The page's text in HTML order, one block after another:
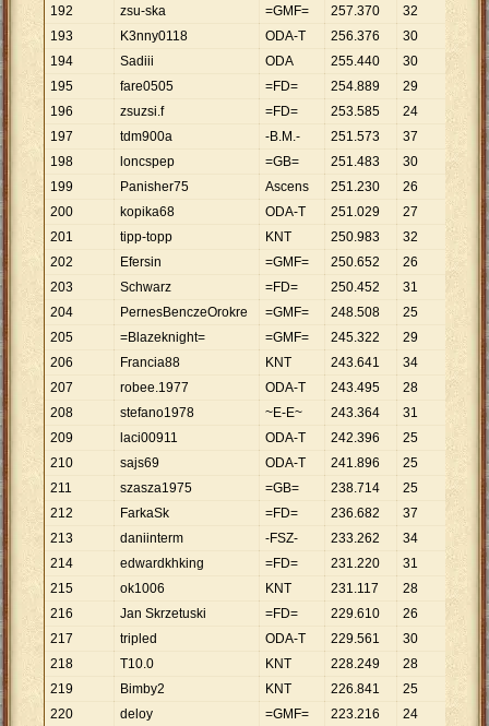
192
zsu-ska =GMF= 257.370 32
043
193
K3nny0118 ODA-T 256.376 30 8
194
Sadiii ODA 255.440 30
515
195
fare0505 =FD= 254.889 29 . 789
196
zsuzsi.f =FD= 253.585 24
197
tdm900a -B.M.- 251.573 37 . 799
198
loncspep =GB= 251.483 30 8
199
Panisher75 Ascens 251.230 26 9
663
200
kopika68 ODA-T 251.029 27
297
201
tipp-topp KNT 250.983 32 7.
843
202
Efersin =GMF= 250.652 26 9
640
203
Schwarz =FD= 250.452 31
079
204
PernesBenczeOrokre =GMF= 248.508 25 .
940
205
=Blazeknight= =GMF= 245.322 29
459
206
Francia88 KNT 243.641 34
166
207
robee.1977 ODA-T 243.495 28
208
stefano1978 ~E-E~ 243.364 31 . 850
209
laci00911 ODA-T 242.396 25
696
210
sajs69 ODA-T 241.896 25 . 676
211
szasza1975 =GB= 238.714 25 9
549
212
FarkaSk =FD= 236.682 37 6
213
daniinterm -FSZ- 233.262 34
861
214
edwardkhking =FD= 231.220 31 7.
459
215
ok1006 KNT 231.117 28 8
254
216
Jan Skrzetuski =FD= 229.610 26
831
217
tripled ODA-T 229.561 30 .
652
218
T10.0 KNT 228.249 28
152
219
Bimby2 KNT 226.841 25
074
220
deloy =GMF= 223.216 24
301